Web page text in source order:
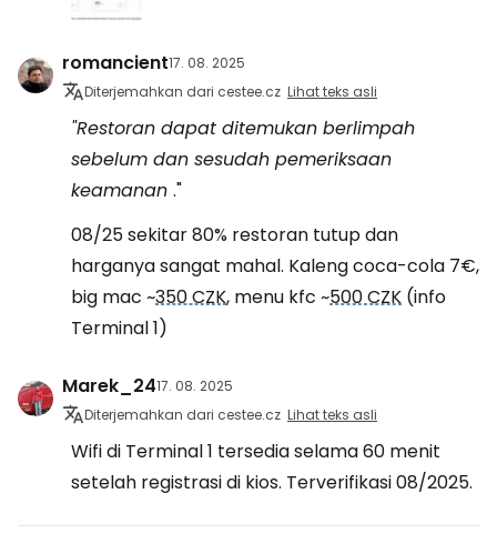
romancient17. 08. 2025
Diterjemahkan dari cestee.cz Lihat teks asli
"Restoran dapat ditemukan berlimpah
sebelum dan sesudah pemeriksaan
keamanan ."
08/25 sekitar 80% restoran tutup dan
harganya sangat mahal. Kaleng coca-cola 7€,
big mac ~350 CZK, menu kfc ~500 CZK (info
Terminal 1)
Marek_2417. 08. 2025
Diterjemahkan dari cestee.cz Lihat teks asli
Wifi di Terminal 1 tersedia selama 60 menit
setelah registrasi di kios. Terverifikasi 08/2025.